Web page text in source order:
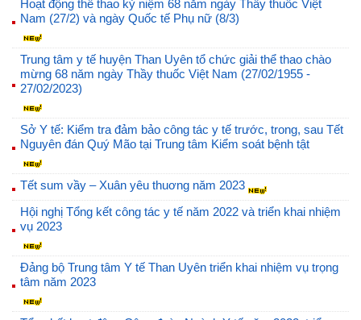
Hoạt động thể thao kỷ niệm 68 năm ngày Thầy thuốc Việt
Nam (27/2) và ngày Quốc tế Phụ nữ (8/3)
Trung tâm y tế huyện Than Uyên tổ chức giải thể thao chào
mừng 68 năm ngày Thầy thuốc Việt Nam (27/02/1955 -
27/02/2023)
Sở Y tế: Kiểm tra đảm bảo công tác y tế trước, trong, sau Tết
Nguyên đán Quý Mão tại Trung tâm Kiểm soát bệnh tật
Tết sum vầy – Xuân yêu thuơng năm 2023
Hội nghị Tổng kết công tác y tế năm 2022 và triển khai nhiệm
vụ 2023
Đảng bộ Trung tâm Y tế Than Uyên triển khai nhiệm vụ trọng
tâm năm 2023